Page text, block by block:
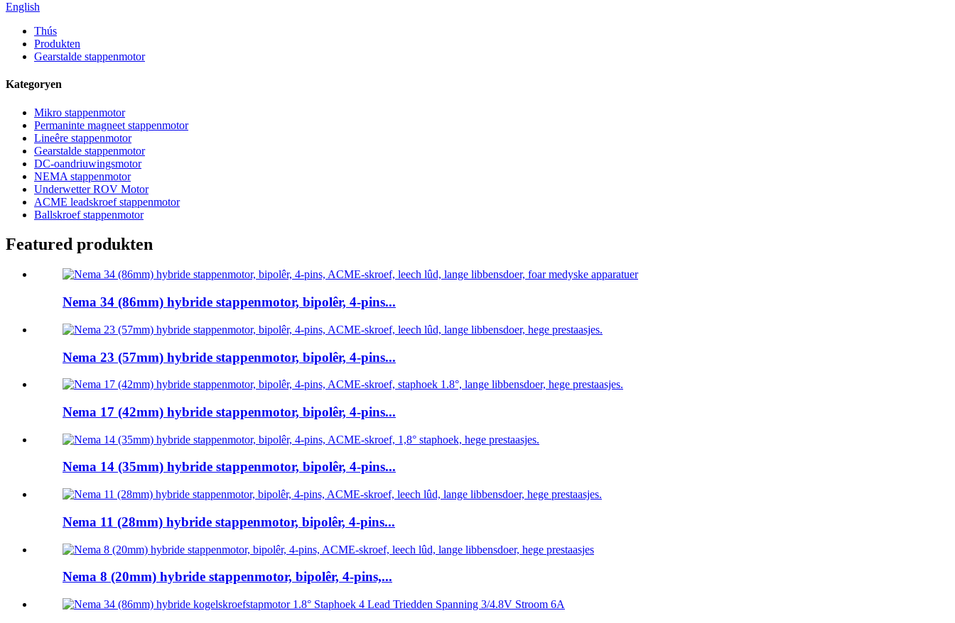
English
Thús
Produkten
Gearstalde stappenmotor
Kategoryen
Mikro stappenmotor
Permaninte magneet stappenmotor
Lineêre stappenmotor
Gearstalde stappenmotor
DC-oandriuwingsmotor
NEMA stappenmotor
Underwetter ROV Motor
ACME leadskroef stappenmotor
Ballskroef stappenmotor
Featured produkten
Nema 34 (86mm) hybride stappenmotor, bipolêr, 4-pins...
Nema 23 (57mm) hybride stappenmotor, bipolêr, 4-pins...
Nema 17 (42mm) hybride stappenmotor, bipolêr, 4-pins...
Nema 14 (35mm) hybride stappenmotor, bipolêr, 4-pins...
Nema 11 (28mm) hybride stappenmotor, bipolêr, 4-pins...
Nema 8 (20mm) hybride stappenmotor, bipolêr, 4-pins,...